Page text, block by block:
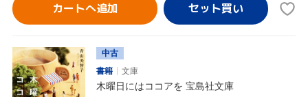
カートへ追加
中古
書籍
文庫
木曜日にはココアを 宝島社文庫